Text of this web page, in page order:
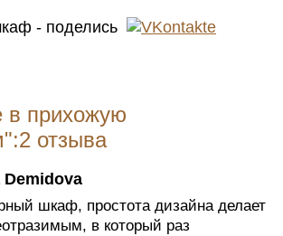
- поделись
прихожую
отзыва
Demidova
шкаф, простота дизайна делает
в который раз